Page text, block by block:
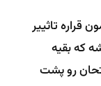
قراره تاثییر
که بقیه
رو پشت